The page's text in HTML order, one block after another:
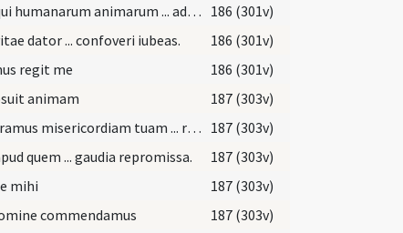
Deus qui humanarum animarum ... adunari consortiis. 186 (301v)
dator ... confoveri iubeas.
186 (301v)
regit me
186 (301v)
animam
187 (303v)
Obsecramus misericordiam tuam ... resuscitari iubeas. 187 (303v)
quem ... gaudia repromissa.
187 (303v)
mihi
187 (303v)
commendamus
187 (303v)